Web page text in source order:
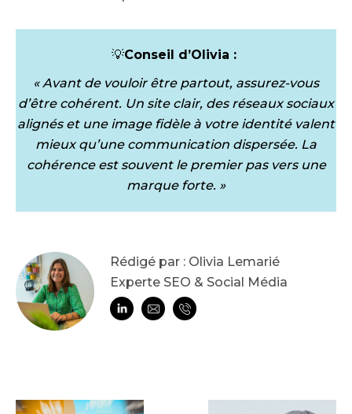
💡Conseil d’Olivia :
« Avant de vouloir être partout, assurez-vous
d’être cohérent. Un site clair, des réseaux sociaux
alignés et une image fidèle à votre identité valent
mieux qu’une communication dispersée. La
cohérence est souvent le premier pas vers une
marque forte. »
Rédigé par : Olivia Lemarié
Experte SEO & Social Média